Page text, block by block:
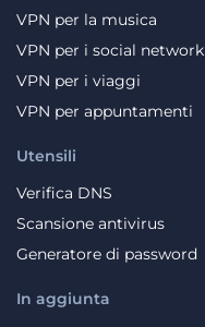
VPN per la musica
VPN per i social network
VPN per i viaggi
VPN per appuntamenti
In aggiunta
Utensili
Verifica DNS
Scansione antivirus
Generatore di password